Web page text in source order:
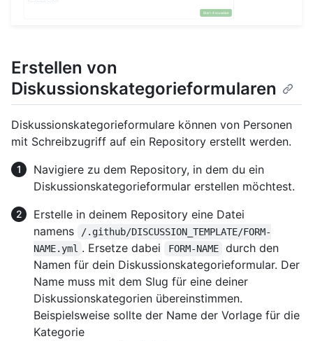
Erstellen von
Diskussionskategorieformularen
Diskussionskategorieformulare können von Personen
mit Schreibzugriff auf ein Repository erstellt werden.
Navigiere zu dem Repository, in dem du ein
Diskussionskategorieformular erstellen möchtest.
Erstelle in deinem Repository eine Datei
namens
/.github/DISCUSSION_TEMPLATE/FORM-
NAME.yml . Ersetze dabei FORM-NAME
durch den
Namen für dein Diskussionskategorieformular. Der
Name muss mit dem Slug für eine deiner
Diskussionskategorien übereinstimmen.
Beispielsweise sollte der Name der Vorlage für die
Kategorie